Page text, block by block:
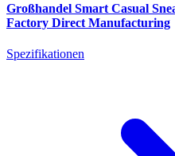
Großhandel Smart Casual
Factory Direct Manufacturing
Spezifikationen